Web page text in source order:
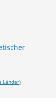
Länder)